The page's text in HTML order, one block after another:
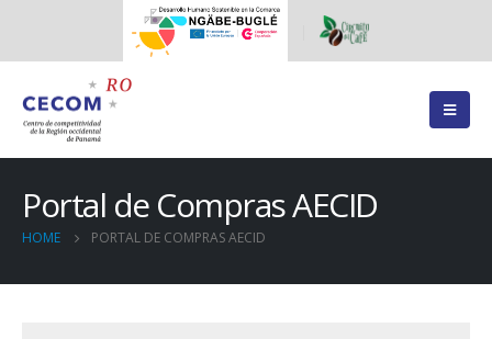
Portal de Compras AECID
HOME PORTAL DE COMPRAS AECID